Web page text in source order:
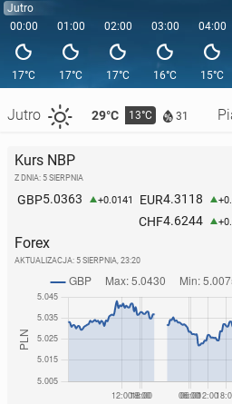
Jutro
00:00
17°C
Jutro 29°C 13°C 31
01:00
17°C
02:00
17°C
03:00
16°C
04:00
15°C
Kurs NBP
Z DNIA: 5 SIERPNIA
GBP5.0363 +0.0141 EUR4.3118
CHF4.6244
Forex
AKTUALIZACJA: 5 SIERPNIA, 23:20